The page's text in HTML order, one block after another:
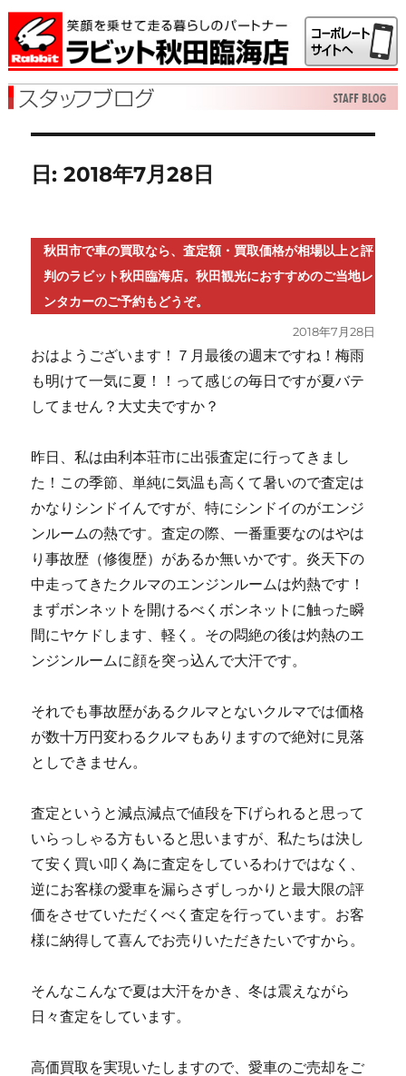
日:2018年7月28日
秋田市で車の買取なら、査定額・買取価格が相場以上と評
判のラビット秋田臨海店。秋田観光におすすめのご当地レ
ンタカーのご予約もどうぞ。
投
稿
日:
2018年7月28日
おはようございます！７月最後の週末ですね！梅雨
も明けて一気に夏！！って感じの毎日ですが夏バテ
してません？大丈夫ですか？
昨日、私は由利本荘市に出張査定に行ってきまし
た！この季節、単純に気温も高くて暑いので査定は
かなりシンドイんですが、特にシンドイのがエンジ
ンルームの熱です。査定の際、一番重要なのはやは
り事故歴（修復歴）があるか無いかです。炎天下の
中走ってきたクルマのエンジンルームは灼熱です！
まずボンネットを開けるべくボンネットに触った瞬
間にヤケドします、軽く。その悶絶の後は灼熱のエ
ンジンルームに顔を突っ込んで大汗です。
それでも事故歴があるクルマとないクルマでは価格
が数十万円変わるクルマもありますので絶対に見落
としできません。
査定というと減点減点で値段を下げられると思って
いらっしゃる方もいると思いますが、私たちは決し
て安く買い叩く為に査定をしているわけではなく、
逆にお客様の愛車を漏らさずしっかりと最大限の評
価をさせていただくべく査定を行っています。お客
様に納得して喜んでお売りいただきたいですから。
そんなこんなで夏は大汗をかき、冬は震えながら
日々査定をしています。
高価買取を実現いたしますので、愛車のご売却をご